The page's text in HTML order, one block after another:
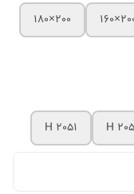
200×180
H
H 2051